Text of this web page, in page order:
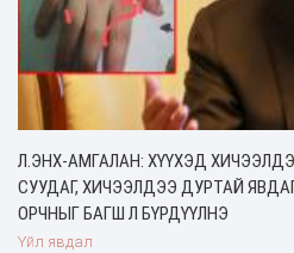
Л.ЭНХ-АМГАЛАН: ХҮҮХЭД
СУУДАГ, ХИЧЭЭЛДЭЭ ДУРТАЙ
ОРЧНЫГ БАГШ Л БҮРДҮҮЛНЭ
Үйл явдал